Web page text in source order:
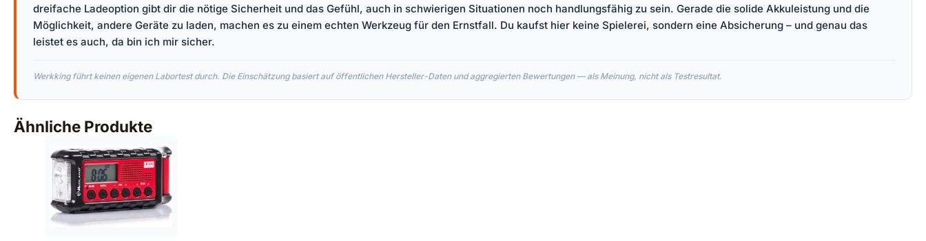
dreifache Ladeoption gibt dir die nötige Sicherheit und das Gefühl, auch in schwierigen Situationen noch handlungsfähig zu sein. Gerade die solide Akkuleistung und die
Möglichkeit, andere Geräte zu laden, machen es zu einem echten Werkzeug für den Ernstfall. Du kaufst hier keine Spielerei, sondern eine Absicherung – und genau das
leistet es auch, da bin ich mir sicher.
Werkking führt keinen eigenen Labortest durch. Die Einschätzung basiert auf öffentlichen Hersteller-Daten und aggregierten Bewertungen — als Meinung, nicht als Testresultat.
Ähnliche Produkte